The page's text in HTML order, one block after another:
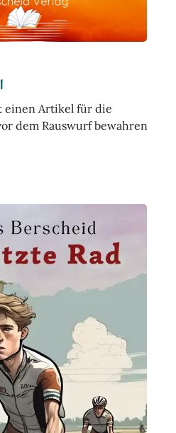
einen Artikel für die
dem Rauswurf bewahren